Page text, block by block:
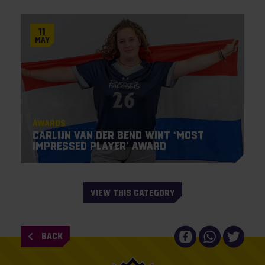
11
May
Awards
Carlijn van der Bend wint ‘Most
Impressed Player’ award
VIEW THIS CATEGORY
BACK